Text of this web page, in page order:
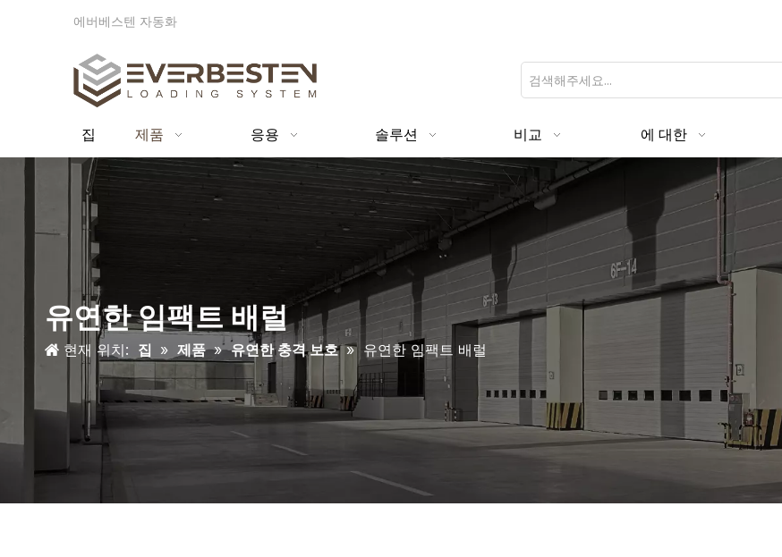
에버베스텐 자동화
집 제품 응용 솔루션 비교 에 대한
유연한 임팩트 배럴
현재 위치: 집 » 제품 » 유연한 충격 보호 » 유연한 임팩트 배럴